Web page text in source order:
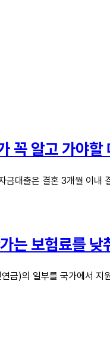
알고 가야할
금대출은 결혼 3개월 이내
는 보험료를 낮
금)의 일부를 국가에서